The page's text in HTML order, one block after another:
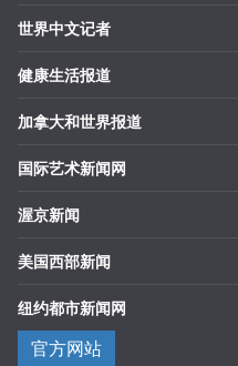
世界中文记者
健康生活报道
加拿大和世界报道
国际艺术新闻网
渥京新闻
美国西部新闻
纽约都市新闻网
官方网站